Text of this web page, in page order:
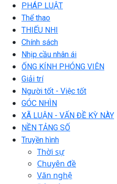
PHÁP LUẬT
Thể thao
THIẾU NHI
Chính sách
Nhịp cầu nhân ái
ỐNG KÍNH PHÓNG VIÊN
Giải trí
Người tốt - Việc tốt
GÓC NHÌN
XÃ LUẬN - VẤN ĐỀ KỲ NÀY
NỀN TẢNG SỐ
Truyền hình
Thời sự
Chuyên đề
Văn nghệ